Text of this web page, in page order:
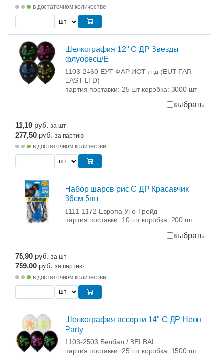
в достаточном количестве
Шелкография 12" С ДР Звезды
флуоресц/Е
1103-2460 ЕУТ ФАР ИСТ лтд (EUT FAR
EAST LTD)
партия поставки: 25 шт коробка: 3000 шт
выбрать
11,10 руб. за шт
277,50 руб. за партию
в достаточном количестве
Набор шаров рис С ДР Красавчик
36см 5шт
1111-1172 Европа Уно Трейд
партия поставки: 10 шт коробка: 200 шт
выбрать
75,90 руб. за шт
759,00 руб. за партию
в достаточном количестве
Шелкография ассорти 14" С ДР Неон
Party
1103-2503 Белбал / BELBAL
партия поставки: 25 шт коробка: 1500 шт